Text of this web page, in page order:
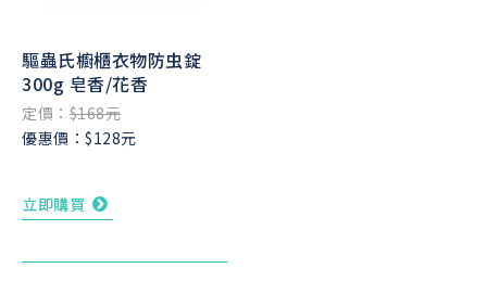
驅蟲氏櫥櫃衣物防虫錠
300g 皂香/花香
定價：$168元
優惠價：$128元
立即購買